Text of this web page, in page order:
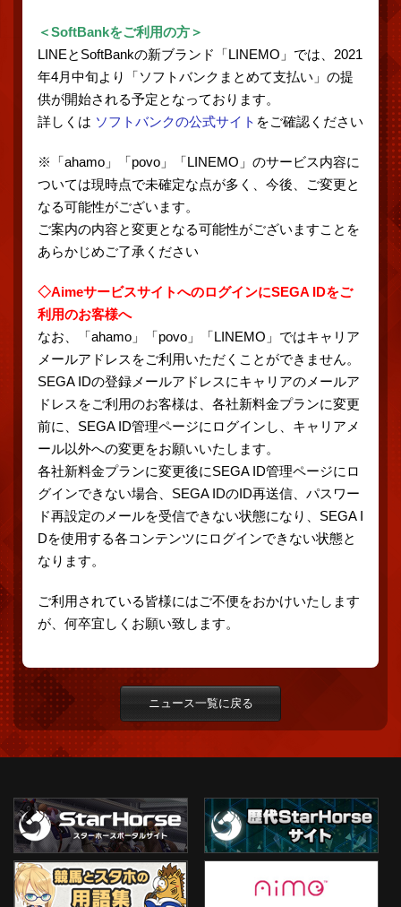
＜SoftBankをご利用の方＞
LINEとSoftBankの新ブランド「LINEMO」では、2021
年4月中旬より「ソフトバンクまとめて支払い」の提
供が開始される予定となっております。
詳しくは ソフトバンクの公式サイト をご確認ください
※「ahamo」「povo」「LINEMO」のサービス内容に
ついては現時点で未確定な点が多く、今後、ご変更と
なる可能性がございます。
ご案内の内容と変更となる可能性がございますことを
あらかじめご了承ください
◇AimeサービスサイトへのログインにSEGA IDをご
利用のお客様へ
なお、「ahamo」「povo」「LINEMO」ではキャリア
メールアドレスをご利用いただくことができません。
SEGA IDの登録メールアドレスにキャリアのメールア
ドレスをご利用のお客様は、各社新料金プランに変更
前に、SEGA ID管理ページにログインし、キャリアメ
ール以外への変更をお願いいたします。
各社新料金プランに変更後にSEGA ID管理ページにロ
グインできない場合、SEGA IDのID再送信、パスワー
ド再設定のメールを受信できない状態になり、SEGA I
Dを使用する各コンテンツにログインできない状態と
なります。
ご利用されている皆様にはご不便をおかけいたします
が、何卒宜しくお願い致します。
ニュース一覧に戻る